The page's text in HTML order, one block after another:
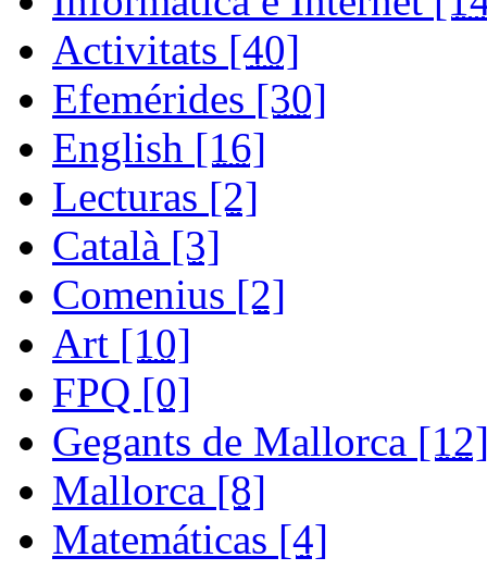
Activitats [40]
Efemérides [30]
English [16]
Lecturas [2]
Català [3]
Comenius [2]
Art [10]
FPQ [0]
Gegants de Mallorca
Mallorca [8]
Matemáticas [4]